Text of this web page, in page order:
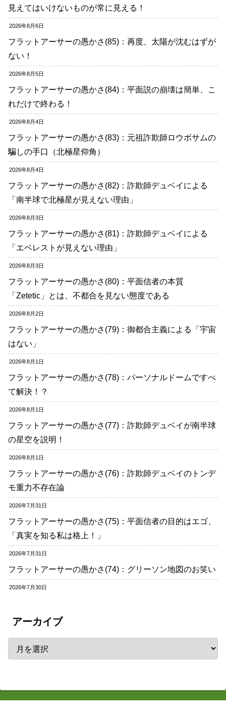
見えてはいけないものが常に見える！
2026年8月6日
フラットアーサーの愚かさ(85)：再度、太陽が沈むはずが
ない！
2026年8月5日
フラットアーサーの愚かさ(84)：平面説の崩壊は簡単、こ
れだけで終わる！
2026年8月4日
フラットアーサーの愚かさ(83)：元祖詐欺師ロウボサムの
騙しの手口（北極星仰角）
2026年8月4日
フラットアーサーの愚かさ(82)：詐欺師デュベイによる
「南半球で北極星が見えない理由」
2026年8月3日
フラットアーサーの愚かさ(81)：詐欺師デュベイによる
「エベレストが見えない理由」
2026年8月3日
フラットアーサーの愚かさ(80)：平面信者の本質
「Zetetic」とは、不都合を見ない態度である
2026年8月2日
フラットアーサーの愚かさ(79)：御都合主義による「宇宙
はない」
2026年8月1日
フラットアーサーの愚かさ(78)：パーソナルドームですべ
て解決！？
2026年8月1日
フラットアーサーの愚かさ(77)：詐欺師デュベイが南半球
の星空を説明！
2026年8月1日
フラットアーサーの愚かさ(76)：詐欺師デュベイのトンデ
モ重力不存在論
2026年7月31日
フラットアーサーの愚かさ(75)：平面信者の目的はエゴ、
「真実を知る私は格上！」
2026年7月31日
フラットアーサーの愚かさ(74)：グリーソン地図のお笑い
2026年7月30日
アーカイブ